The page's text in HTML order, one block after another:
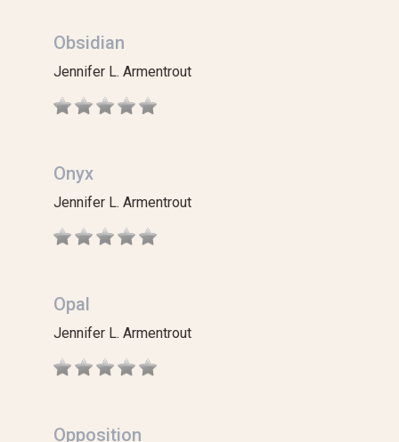
Obsidian
Jennifer L. Armentrout
Onyx
Jennifer L. Armentrout
Opal
Jennifer L. Armentrout
Opposition